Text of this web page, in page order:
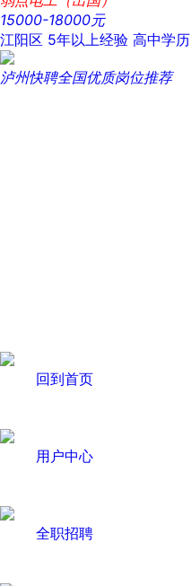
15000-18000元
江阳区 5年以上经验 高中学历
泸州快聘全国优质岗位推荐
回到首页
用户中心
全职招聘